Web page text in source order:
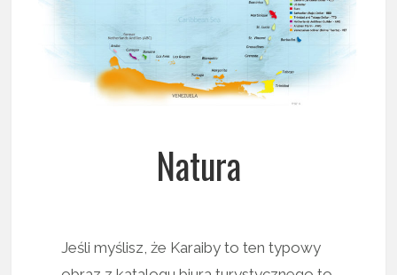
Natura
Jeśli myślisz, że Karaiby to ten typowy